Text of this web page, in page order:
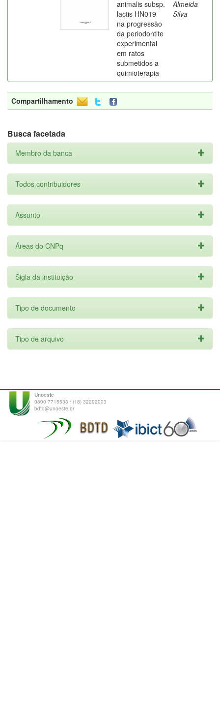
animalis subsp.
lactis HN019
na progressão
da periodontite
experimental
em ratos
submetidos a
quimioterapia
Almeida
Silva
Compartilhamento
Busca facetada
Membro da banca
Todos contribuidores
Assunto
Áreas do CNPq
Sigla da instituição
Tipo de documento
Tipo de arquivo
Unoeste
0800 7715533 / (18) 32292003
bdtd@unoeste.br